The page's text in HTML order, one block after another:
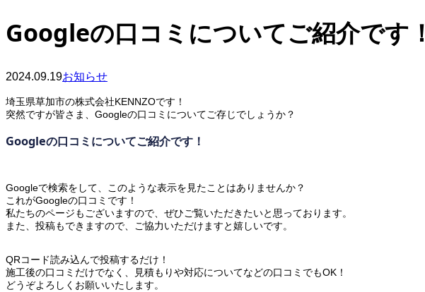
Googleの口コミについてご紹介です！
2024.09.19お知らせ
埼玉県草加市の株式会社KENNZOです！
突然ですが皆さま、Googleの口コミについてご存じでしょうか？
Googleの口コミについてご紹介です！
Googleで検索をして、このような表示を見たことはありませんか？
これがGoogleの口コミです！
私たちのページもございますので、ぜひご覧いただきたいと思っております。
また、投稿もできますので、ご協力いただけますと嬉しいです。
QRコード読み込んで投稿するだけ！
施工後の口コミだけでなく、見積もりや対応についてなどの口コミでもOK！
どうぞよろしくお願いいたします。